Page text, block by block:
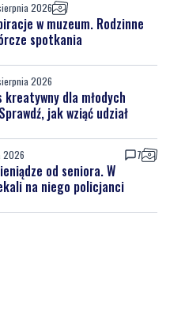
2026
w muzeum. Rodzinne
spotkania
2026
kreatywny dla młodych
jak wziąć udział
2026 7
od seniora. W
na niego policjanci